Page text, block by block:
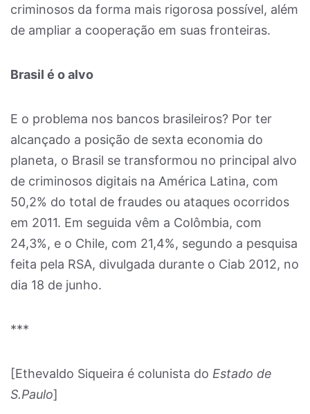
criminosos da forma mais rigorosa possível, além
de ampliar a cooperação em suas fronteiras.
Brasil é o alvo
E o problema nos bancos brasileiros? Por ter
alcançado a posição de sexta economia do
planeta, o Brasil se transformou no principal alvo
de criminosos digitais na América Latina, com
50,2% do total de fraudes ou ataques ocorridos
em 2011. Em seguida vêm a Colômbia, com
24,3%, e o Chile, com 21,4%, segundo a pesquisa
feita pela RSA, divulgada durante o Ciab 2012, no
dia 18 de junho.
***
[Ethevaldo Siqueira é colunista do Estado de
S.Paulo]